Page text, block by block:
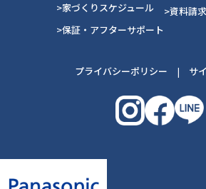
>家づくりスケジュール
>保証・アフターサポート
>資料請求
プライバシーポリシー | サ